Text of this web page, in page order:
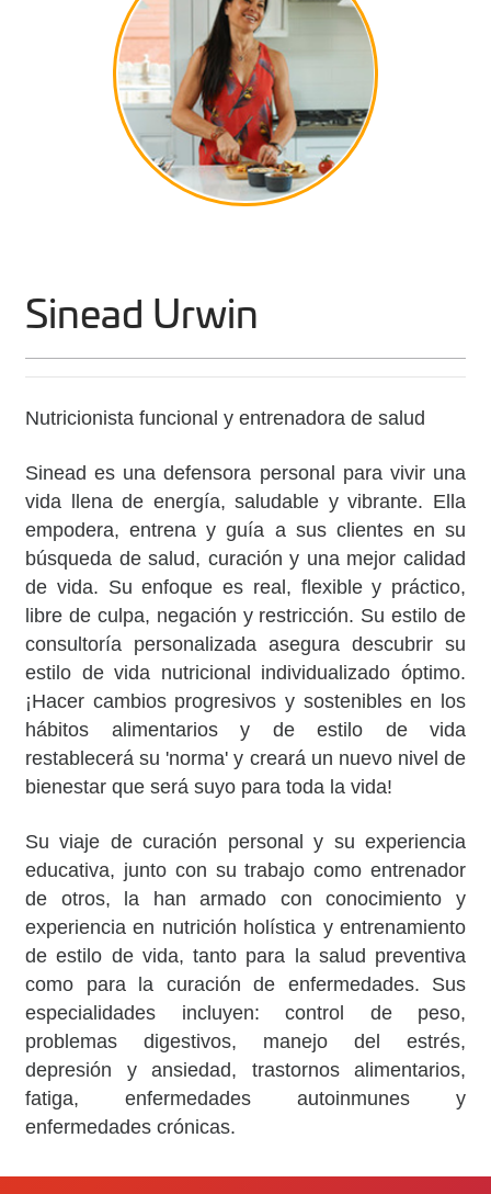
Sinead Urwin
Nutricionista funcional y entrenadora de salud
Sinead es una defensora personal para vivir una
vida llena de energía, saludable y vibrante. Ella
empodera, entrena y guía a sus clientes en su
búsqueda de salud, curación y una mejor calidad
de vida. Su enfoque es real, flexible y práctico,
libre de culpa, negación y restricción. Su estilo de
consultoría personalizada asegura descubrir su
estilo de vida nutricional individualizado óptimo.
¡Hacer cambios progresivos y sostenibles en los
hábitos alimentarios y de estilo de vida
restablecerá su 'norma' y creará un nuevo nivel de
bienestar que será suyo para toda la vida!
Su viaje de curación personal y su experiencia
educativa, junto con su trabajo como entrenador
de otros, la han armado con conocimiento y
experiencia en nutrición holística y entrenamiento
de estilo de vida, tanto para la salud preventiva
como para la curación de enfermedades. Sus
especialidades incluyen: control de peso,
problemas digestivos, manejo del estrés,
depresión y ansiedad, trastornos alimentarios,
fatiga, enfermedades autoinmunes y
enfermedades crónicas.